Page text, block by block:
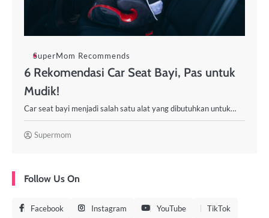
SuperMom Recommends
6 Rekomendasi Car Seat Bayi, Pas untuk
Mudik!
Car seat bayi menjadi salah satu alat yang dibutuhkan untuk…
Supermom
Follow Us On
Facebook Instagram YouTube TikTok